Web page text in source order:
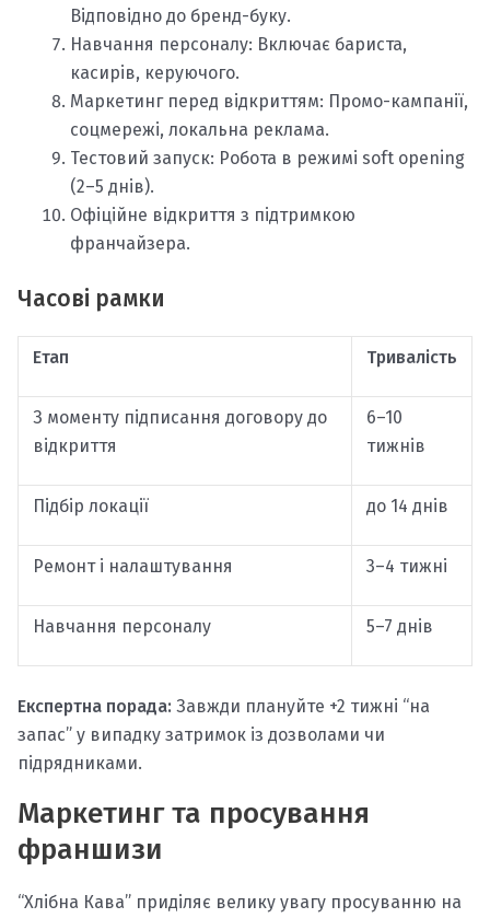
Відповідно до бренд-буку.
Навчання персоналу: Включає бариста,
касирів, керуючого.
Маркетинг перед відкриттям: Промо-кампанії,
соцмережі, локальна реклама.
Тестовий запуск: Робота в режимі soft opening
(2–5 днів).
Офіційне відкриття з підтримкою
франчайзера.
Часові рамки
Етап Тривалість
З моменту підписання договору до
відкриття
6–10
тижнів
Підбір локації до 14 днів
Ремонт і налаштування 3–4 тижні
Навчання персоналу 5–7 днів
Експертна порада: Завжди плануйте +2 тижні “на
запас” у випадку затримок із дозволами чи
підрядниками.
Маркетинг та просування
франшизи
“Хлібна Кава” приділяє велику увагу просуванню на